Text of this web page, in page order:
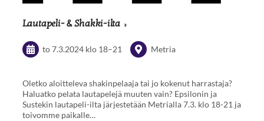
Lautapeli- & Shakki-ilta
to 7.3.2024 klo 18–21 Metria
Oletko aloitteleva shakinpelaaja tai jo kokenut harrastaja?
Haluatko pelata lautapelejä muuten vain? Epsilonin ja
Sustekin lautapeli-ilta järjestetään Metrialla 7.3. klo 18-21 ja
toivomme paikalle…